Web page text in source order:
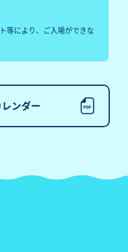
等により、ご入場ができな
ンダー